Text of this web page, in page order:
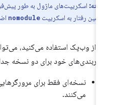
اسکریپت‌های ماژول به طور پیش‌فرض
رفتار به اسکریپت nomoduleاضافه
از وب‌پک استفاده می‌کنید،
خود برای دو نسخه
نسخه‌ای فقط برای مرورگرهایی
می‌کنند.